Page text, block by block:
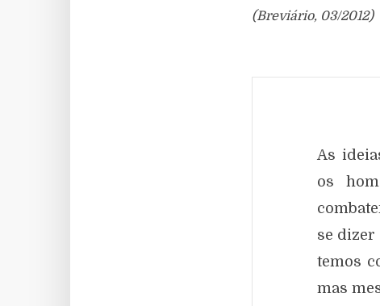
(Breviário, 03/2012)
As
os
se dizer
temos
mas